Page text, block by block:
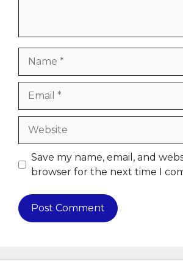
Website
Save my name, email, and
browser for the next time I